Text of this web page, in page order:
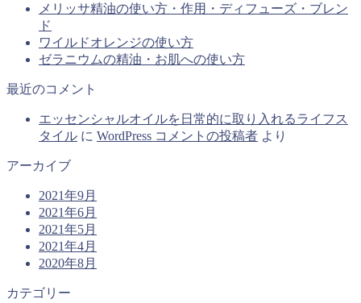
メリッサ精油の使い方・作用・ディフューズ・ブレン
ド
ワイルドオレンジの使い方
ゼラニウムの精油・お肌への使い方
最近のコメント
エッセンシャルオイルを日常的に取り入れるライフス
タイル に WordPress コメントの投稿者 より
アーカイブ
2021年9月
2021年6月
2021年5月
2021年4月
2020年8月
カテゴリー